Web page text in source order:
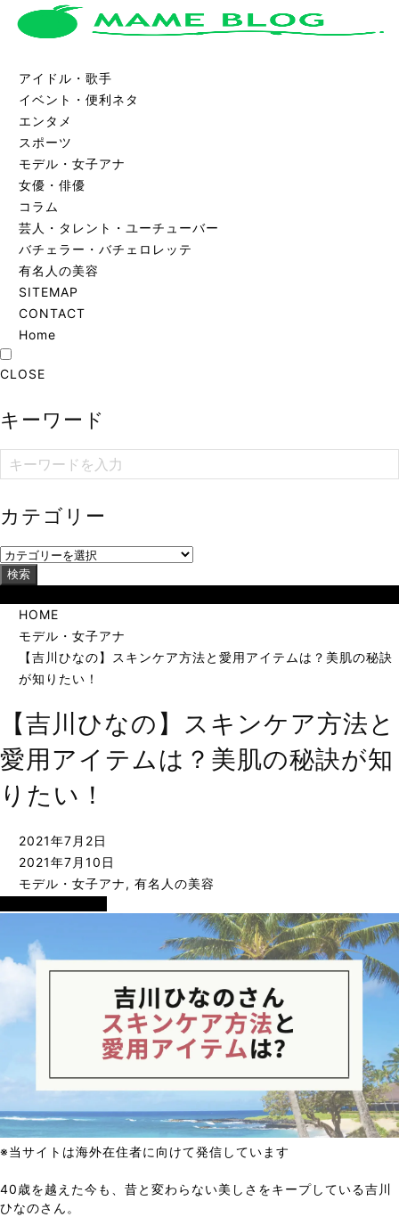
アイドル・歌手
イベント・便利ネタ
エンタメ
スポーツ
モデル・女子アナ
女優・俳優
コラム
芸人・タレント・ユーチューバー
バチェラー・バチェロレッテ
有名人の美容
SITEMAP
CONTACT
Home
CLOSE
キーワード
カテゴリー
検索
HOME
モデル・女子アナ
【吉川ひなの】スキンケア方法と愛用アイテムは？美肌の秘訣
が知りたい！
【吉川ひなの】スキンケア方法と
愛用アイテムは？美肌の秘訣が知
りたい！
2021年7月2日
2021年7月10日
モデル・女子アナ, 有名人の美容
※当サイトは海外在住者に向けて発信しています
40歳を越えた今も、昔と変わらない美しさをキープしている吉川
ひなのさん。